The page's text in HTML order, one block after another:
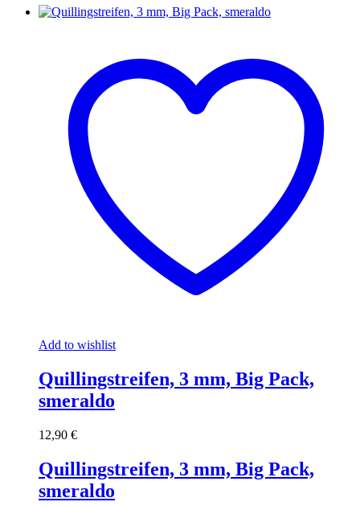
Add to wishlist
Quillingstreifen, 3 mm, Big Pack,
smeraldo
12,90 €
Quillingstreifen, 3 mm, Big Pack,
smeraldo